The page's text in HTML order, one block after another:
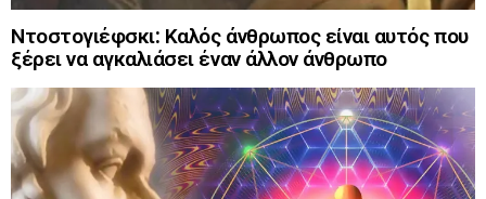
Ντοστογιέφσκι: Καλός άνθρωπος είναι αυτός που
ξέρει να αγκαλιάσει έναν άλλον άνθρωπο